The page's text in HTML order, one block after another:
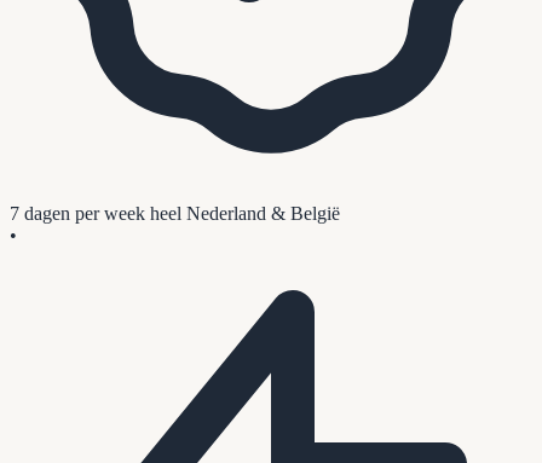
7 dagen per week heel Nederland & België
•